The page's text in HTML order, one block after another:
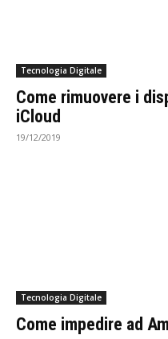
Tecnologia Digitale
Come rimuovere i
iCloud
19/12/2019
Tecnologia Digitale
Come impedire ad